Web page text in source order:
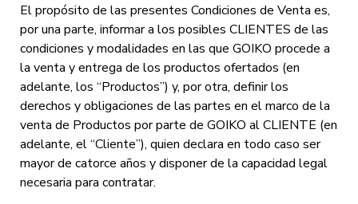
El propósito de las presentes Condiciones de Venta es,
por una parte, informar a los posibles CLIENTES de las
condiciones y modalidades en las que GOIKO procede a
la venta y entrega de los productos ofertados (en
adelante, los “Productos”) y, por otra, definir los
derechos y obligaciones de las partes en el marco de la
venta de Productos por parte de GOIKO al CLIENTE (en
adelante, el “Cliente”), quien declara en todo caso ser
mayor de catorce años y disponer de la capacidad legal
necesaria para contratar.